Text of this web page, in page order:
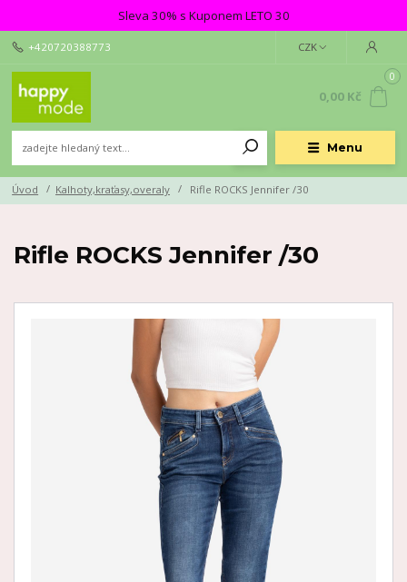
Sleva 30% s Kuponem LETO 30
Menu
CZK
+420720388773
0
0,00 Kč
Úvod Kalhoty,kraťasy,overaly Rifle ROCKS Jennifer /30
Rifle ROCKS Jennifer /30